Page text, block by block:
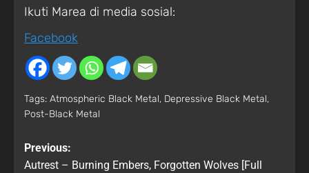
Ikuti Marea di media sosial:
Facebook
Tags: Atmospheric Black Metal, Depressive Black Metal,
Post-Black Metal
Previous:
Autrest – Burning Embers, Forgotten Wolves [Full